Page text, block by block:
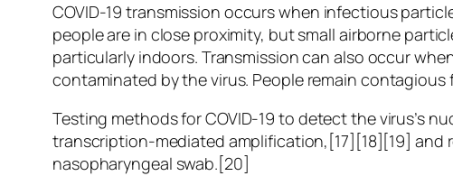
COVID‑19 transmission occurs when infectious
people are in close proximity, but small airborne
particularly indoors. Transmission can also occur
contaminated by the virus. People remain
Testing methods for COVID-19 to detect the virus’s
transcription-mediated amplification,[17][18][19] and
nasopharyngeal swab.[20]